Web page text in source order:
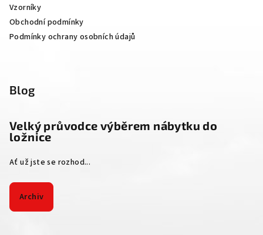
Vzorníky
Obchodní podmínky
Podmínky ochrany osobních údajů
Blog
Velký průvodce výběrem nábytku do
ložnice
Ať už jste se rozhod...
Archiv